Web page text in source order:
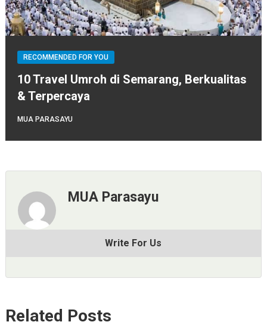
RECOMMENDED FOR YOU
10 Travel Umroh di Semarang, Berkualitas
& Terpercaya
MUA PARASAYU
MUA Parasayu
Write For Us
Related Posts